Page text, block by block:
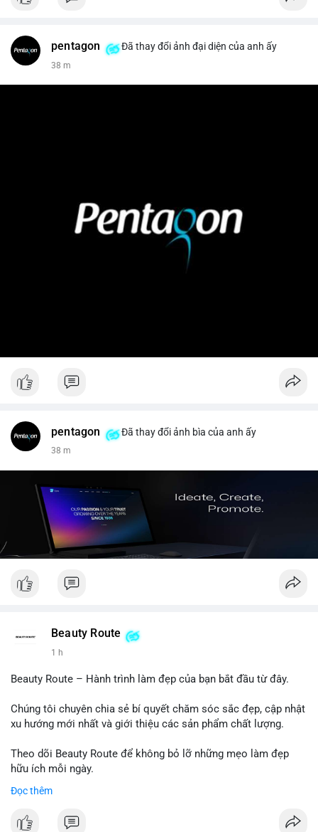
pentagon Đã thay đổi ảnh đại diện của anh ấy
38 m
pentagon Đã thay đổi ảnh bìa của anh ấy
38 m
Beauty Route
1 h
Beauty Route – Hành trình làm đẹp của bạn bắt đầu từ đây.
Chúng tôi chuyên chia sẻ bí quyết chăm sóc sắc đẹp, cập nhật
xu hướng mới nhất và giới thiệu các sản phẩm chất lượng.
Theo dõi Beauty Route để không bỏ lỡ những mẹo làm đẹp
hữu ích mỗi ngày.
Đọc thêm